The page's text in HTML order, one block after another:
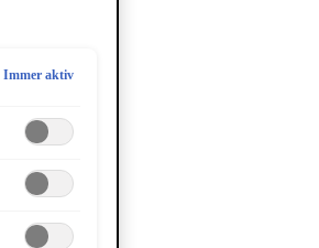
Immer aktiv